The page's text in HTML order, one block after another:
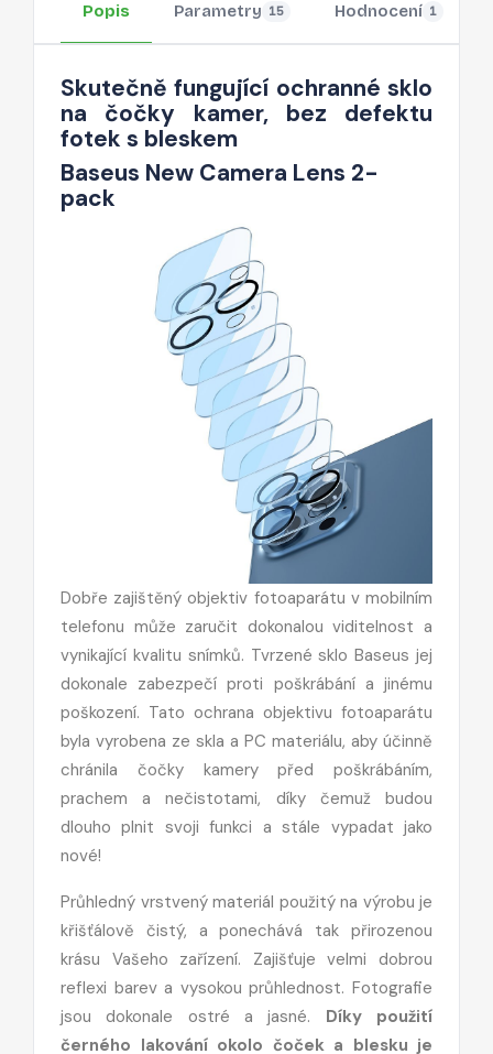
Popis Parametry 15 Hodnocení 1
Skutečně fungující ochranné sklo
na čočky kamer, bez defektu
fotek s bleskem
Baseus New Camera Lens 2-
pack
Dobře zajištěný objektiv fotoaparátu v mobilním
telefonu může zaručit dokonalou viditelnost a
vynikající kvalitu snímků. Tvrzené sklo Baseus jej
dokonale zabezpečí proti poškrábání a jinému
poškození. Tato ochrana objektivu fotoaparátu
byla vyrobena ze skla a PC materiálu, aby účinně
chránila čočky kamery před poškrábáním,
prachem a nečistotami, díky čemuž budou
dlouho plnit svoji funkci a stále vypadat jako
nové!
Průhledný vrstvený materiál použitý na výrobu je
křišťálově čistý, a ponechává tak přirozenou
krásu Vašeho zařízení. Zajišťuje velmi dobrou
reflexi barev a vysokou průhlednost. Fotografie
jsou dokonale ostré a jasné. Díky použití
černého lakování okolo čoček a blesku je